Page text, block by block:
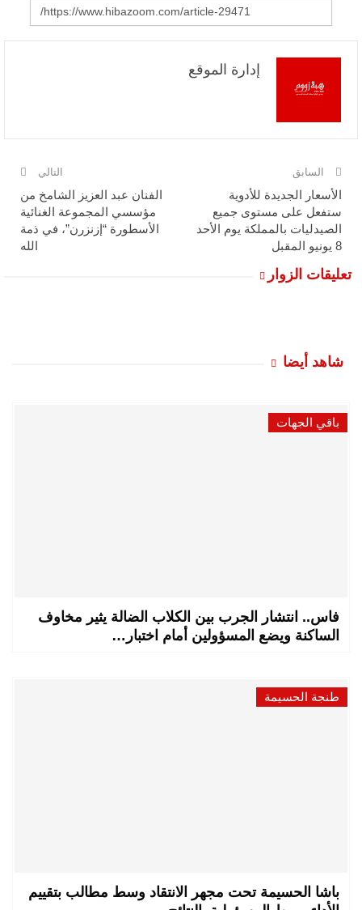
إدارة الموقع
السابق
الأسعار الجديدة للأدوية
ستفعل على مستوى جميع
الصيدليات بالمملكة يوم الأحد
8 يونيو المقبل
التالي
الفنان عبد العزيز الشامخ من
مؤسسي المجموعة الغنائية
الأسطورة “إزنزرن”، في ذمة
الله
تعليقات الزوار
شاهد أيضا
باقي الجهات
فاس.. انتشار الجرب بين الكلاب الضالة يثير مخاوف
الساكنة ويضع المسؤولين أمام اختبار…
طنجة الحسيمة
باشا الحسيمة تحت مجهر الانتقاد وسط مطالب بتقييم